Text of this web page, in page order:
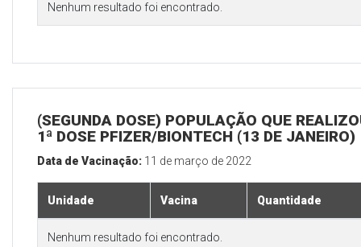
Nenhum resultado foi encontrado.
(SEGUNDA DOSE) POPULAÇÃO QUE
1ª DOSE PFIZER/BIONTECH (13 DE JANEIRO)
Data de Vacinação: 11 de março de 2022
Unidade Vacina Quantidade
Nenhum resultado foi encontrado.